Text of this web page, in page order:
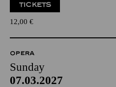
TICKETS
12,00 €
OPERA
Sunday
07.03.2027